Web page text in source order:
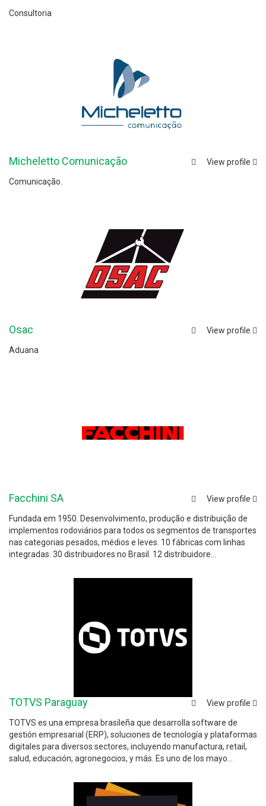
Consultoria
View profile
Micheletto Comunicação
Comunicação.
View profile
Osac
Aduana
View profile
Facchini SA
Fundada em 1950. Desenvolvimento, produção e distribuição de
implementos rodoviários para todos os segmentos de transportes
nas categorias pesados, médios e leves. 10 fábricas com linhas
integradas. 30 distribuidores no Brasil. 12 distribuidore...
View profile
TOTVS Paraguay
TOTVS es una empresa brasileña que desarrolla software de
gestión empresarial (ERP), soluciones de tecnología y plataformas
digitales para diversos sectores, incluyendo manufactura, retail,
salud, educación, agronegocios, y más. Es uno de los mayo...